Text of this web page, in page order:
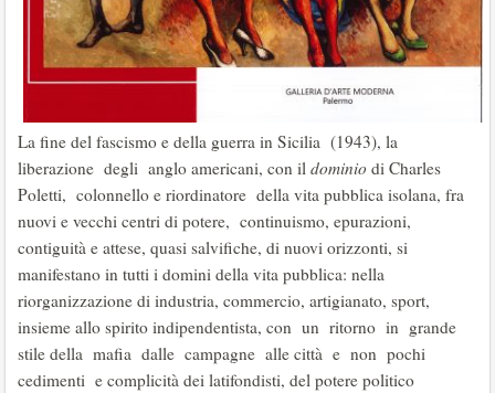
La fine del fascismo e della guerra in Sicilia (1943), la
liberazione degli anglo­ americani, con il dominio di Charles
Poletti, colonnello e riordinatore della vita pubblica isolana, fra
nuovi e vecchi centri di potere, continuismo, epurazioni,
contiguità e attese, quasi salvifiche, di nuovi orizzonti, si
manifestano in tutti i domini della vita pubblica: nella
riorganizzazione di industria, commercio, artigianato, sport,
insieme allo spirito indipendentista, con un ritorno in grande
stile della mafia dalle campagne alle città e non pochi
cedimenti e complicità dei latifondisti, del potere politico